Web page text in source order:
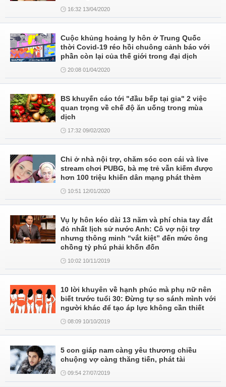
16:32 13/04/2020
Cuộc khủng hoảng ly hôn ở Trung Quốc
thời Covid-19 réo hồi chuông cảnh báo với
phần còn lại của thế giới trong đại dịch
20:08 01/04/2020
BS khuyến cáo tới "đầu bếp tại gia" 2 việc
quan trọng về chế độ ăn uống trong mùa
dịch
17:32 09/02/2020
Chỉ ở nhà nội trợ, chăm sóc con cái và live
stream chơi PUBG, bà mẹ trẻ vẫn kiếm được
hơn 100 triệu khiến dân mạng phát thèm
10:51 12/01/2020
Vụ ly hôn kéo dài 13 năm và phí chia tay đắt
đỏ nhất lịch sử nước Anh: Cô vợ nội trợ
nhưng thông minh “vắt kiệt” đến mức ông
chồng tỷ phú phải khốn đốn
10:02 10/11/2019
10 lời khuyên về hạnh phúc mà phụ nữ nên
biết trước tuổi 30: Đừng tự so sánh mình với
người khác để tạo áp lực không cần thiết
08:09 10/10/2019
5 con giáp nam càng yêu thương chiều
chuộng vợ càng thăng tiến, phát tài
09:54 27/07/2019